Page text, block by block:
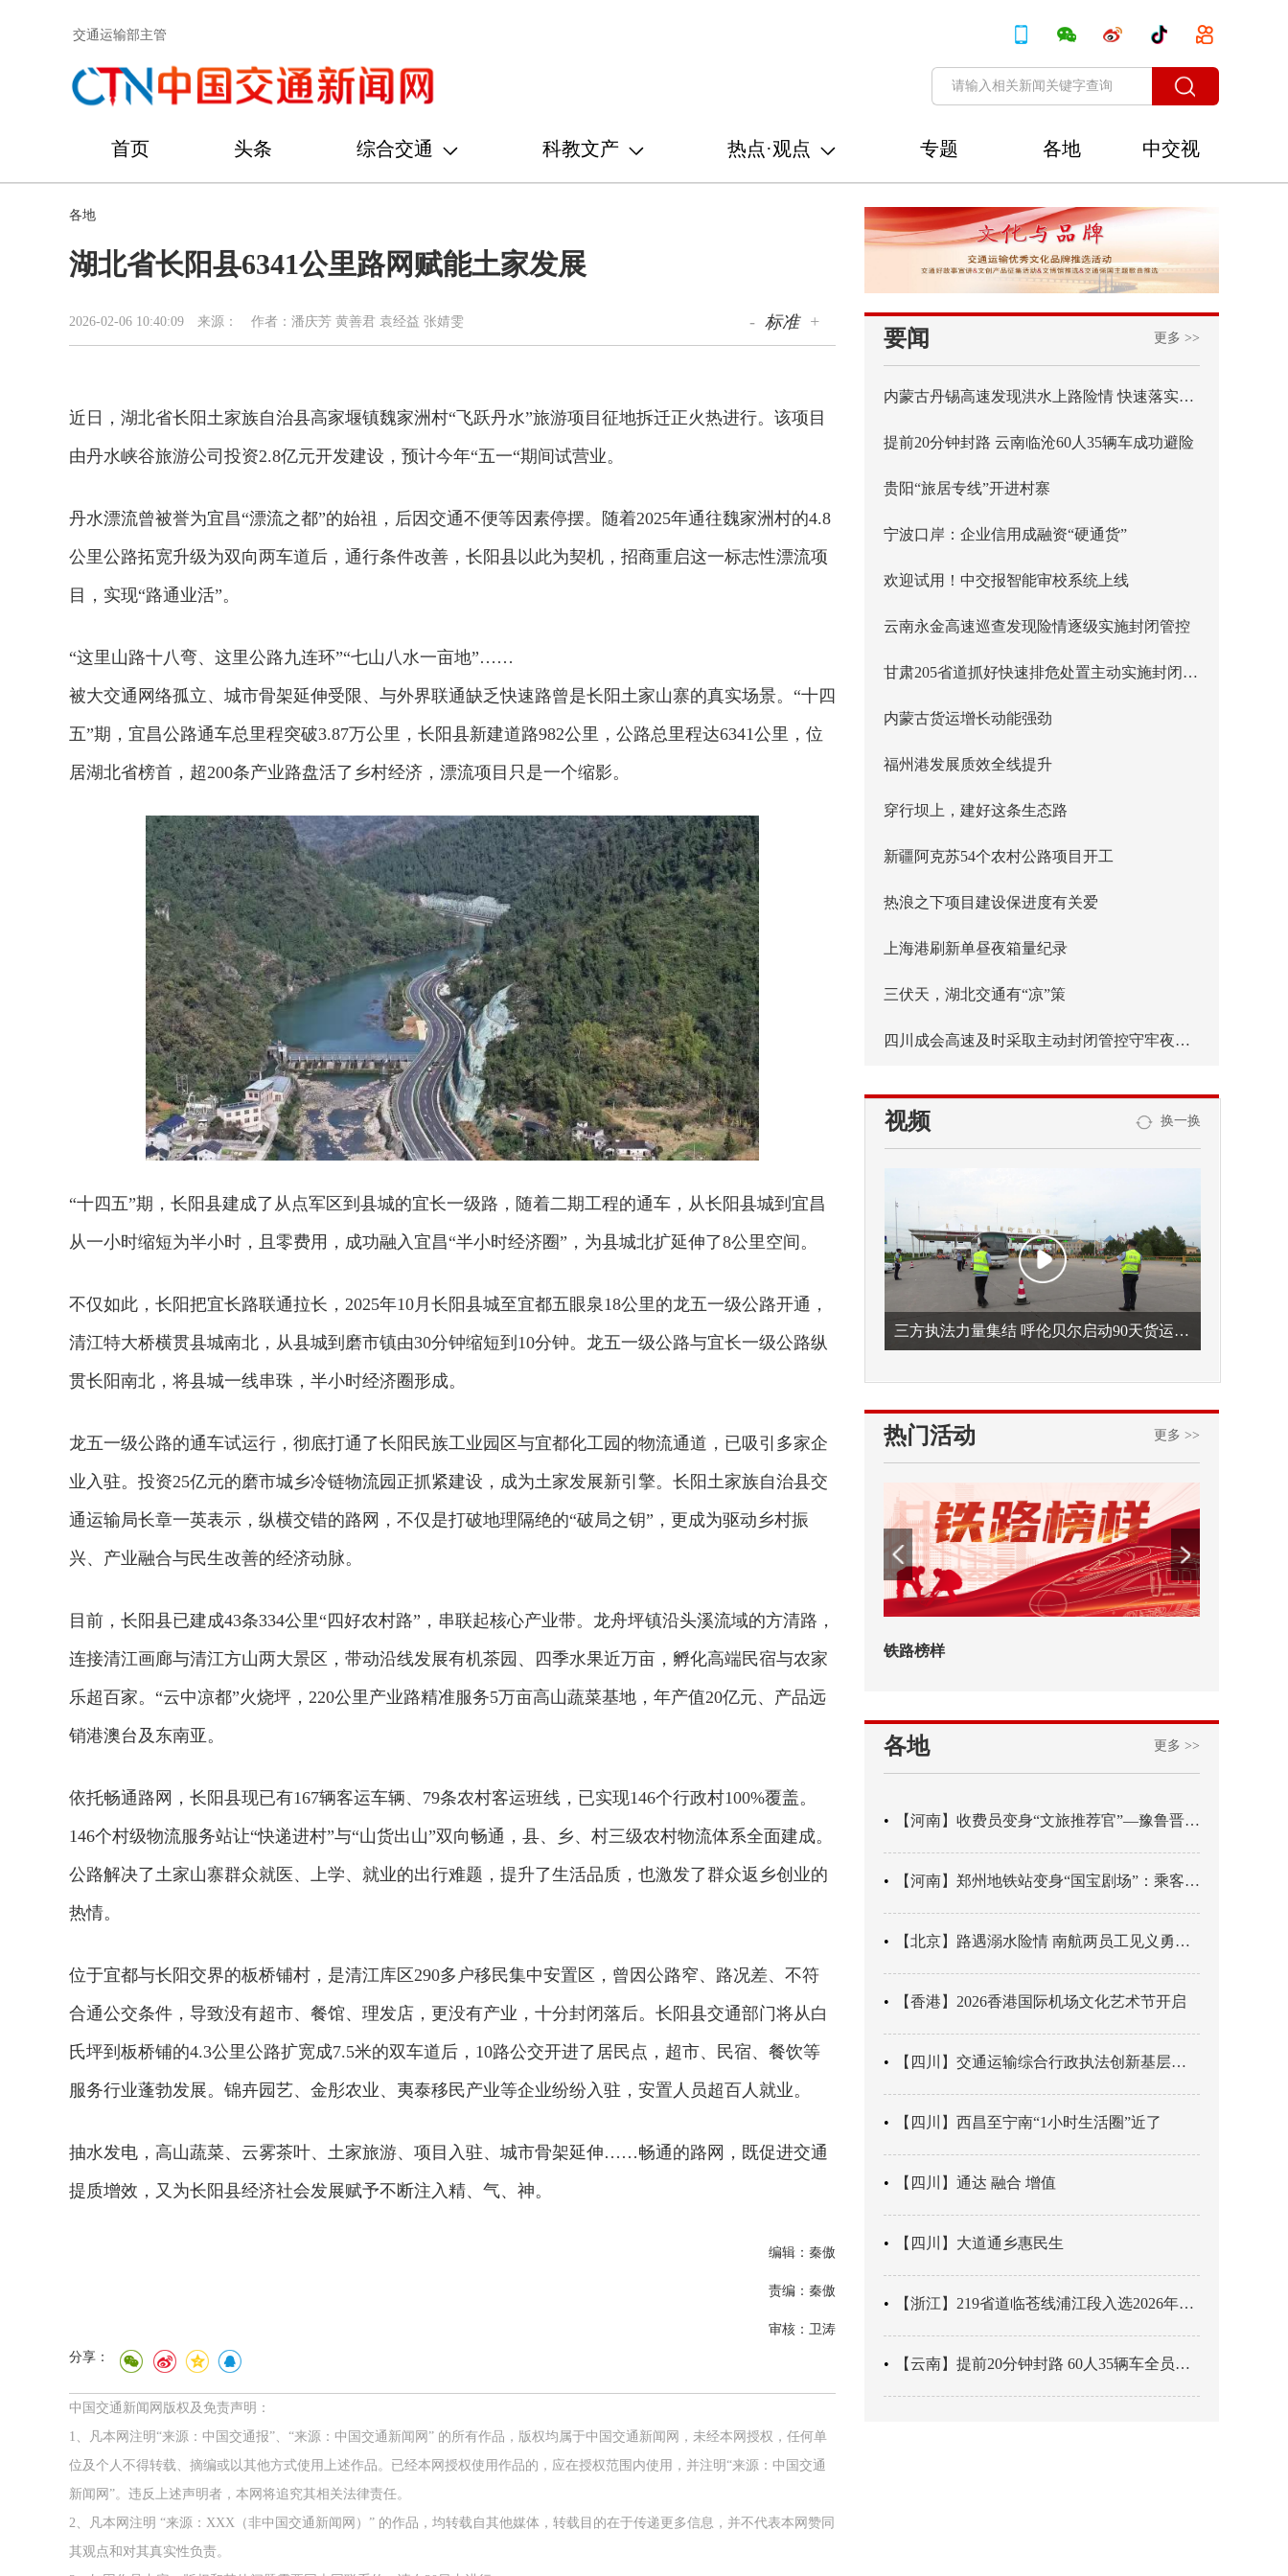
交通运输部主管
首页 头条 综合交通 科教文产 热点·观点 专题 各地
中交视
讯
各地
湖北省长阳县6341公里路网赋能土家发展
2026-02-06 10:40:09 来源： 作者：潘庆芳 黄善君 袁经益 张婧雯 - 标准 +
近日，湖北省长阳土家族自治县高家堰镇魏家洲村“飞跃丹水”旅游项目征地拆迁正火热进行。该项目
由丹水峡谷旅游公司投资2.8亿元开发建设，预计今年“五一“期间试营业。
丹水漂流曾被誉为宜昌“漂流之都”的始祖，后因交通不便等因素停摆。随着2025年通往魏家洲村的4.8
公里公路拓宽升级为双向两车道后，通行条件改善，长阳县以此为契机，招商重启这一标志性漂流项
目，实现“路通业活”。
“这里山路十八弯、这里公路九连环”“七山八水一亩地”……
被大交通网络孤立、城市骨架延伸受限、与外界联通缺乏快速路曾是长阳土家山寨的真实场景。“十四
五”期，宜昌公路通车总里程突破3.87万公里，长阳县新建道路982公里，公路总里程达6341公里，位
居湖北省榜首， 超200条产业路盘活了乡村经济，漂流项目只是一个缩影。
“十四五”期，长阳县建成了从点军区到县城的宜长一级路，随着二期工程的通车，从长阳县城到宜昌
从一小时缩短为半小时，且零费用，成功融入宜昌“半小时经济圈”，为县城北扩延伸了8公里空间。
不仅如此，长阳把宜长路联通拉长，2025年10月长阳县城至宜都五眼泉18公里的龙五一级公路开通，
清江特大桥横贯县城南北，从县城到磨市镇由30分钟缩短到10分钟。龙五一级公路与宜长一级公路纵
贯长阳南北，将县城一线串珠，半小时经济圈形成。
龙五一级公路的通车试运行，彻底打通了长阳民族工业园区与宜都化工园的物流通道，已吸引多家企
业入驻。投资25亿元的磨市城乡冷链物流园正抓紧建设，成为土家发展新引擎。长阳土家族自治县交
通运输局长章一英表示，纵横交错的路网，不仅是打破地理隔绝的“破局之钥”，更成为驱动乡村振
兴、产业融合与民生改善的经济动脉。
目前，长阳县已建成43条334公里“四好农村路”，串联起核心产业带。龙舟坪镇沿头溪流域的方清路，
连接清江画廊与清江方山两大景区，带动沿线发展有机茶园、四季水果近万亩，孵化高端民宿与农家
乐超百家。“云中凉都”火烧坪，220公里产业路精准服务5万亩高山蔬菜基地，年产值20亿元、产品远
销港澳台及东南亚。
依托畅通路网，长阳县现已有167辆客运车辆、79条农村客运班线，已实现146个行政村100%覆盖。
146个村级物流服务站让“快递进村”与“山货出山”双向畅通，县、乡、村三级农村物流体系全面建成。
公路解决了土家山寨群众就医、上学、就业的出行难题，提升了生活品质， 也激发了群众返乡创业的
热情。
位于宜都与长阳交界的板桥铺村，是清江库区290多户移民集中安置区，曾因公路窄、路况差、不符
合通公交条件，导致没有超市、餐馆、理发店，更没有产业，十分封闭落后。长阳县交通部门将从白
氏坪到板桥铺的4.3公里公路扩宽成7.5米的双车道后，10路公交开进了居民点，超市、民宿、餐饮等
服务行业蓬勃发展。锦卉园艺、金彤农业、夷泰移民产业等企业纷纷入驻，安置人员超百人就业。
抽水发电，高山蔬菜、云雾茶叶、土家旅游、项目入驻、城市骨架延伸……畅通的路网，既促进交通
提质增效，又为长阳县经济社会发展赋予不断注入精、气、神。
编辑：秦傲
责编：秦傲
审核：卫涛
分享：
中国交通新闻网版权及免责声明：
1、凡本网注明“来源：中国交通报”、“来源：中国交通新闻网” 的所有作品，版权均属于中国交通新闻网，未经本网授权，任何单
位及个人不得转载、摘编或以其他方式使用上述作品。已经本网授权使用作品的，应在授权范围内使用，并注明“来源：中国交通
新闻网”。违反上述声明者，本网将追究其相关法律责任。
2、凡本网注明 “来源：XXX（非中国交通新闻网）” 的作品，均转载自其他媒体，转载目的在于传递更多信息，并不代表本网赞同
其观点和对其真实性负责。
要闻 更多 >>
内蒙古丹锡高速发现洪水上路险情 快速落实主线封闭管控
提前20分钟封路 云南临沧60人35辆车成功避险
贵阳“旅居专线”开进村寨
宁波口岸：企业信用成融资“硬通货”
欢迎试用！中交报智能审校系统上线
云南永金高速巡查发现险情逐级实施封闭管控
甘肃205省道抓好快速排危处置主动实施封闭管控
内蒙古货运增长动能强劲
福州港发展质效全线提升
穿行坝上，建好这条生态路
新疆阿克苏54个农村公路项目开工
热浪之下项目建设保进度有关爱
上海港刷新单昼夜箱量纪录
三伏天，湖北交通有“凉”策
四川成会高速及时采取主动封闭管控守牢夜间安全防线
视频 换一换
三方执法力量集结 呼伦贝尔启动90天货运车辆违法专项整治
热门活动 更多 >>
欢迎试用！中交报智能审校系统上线 铁路榜样
各地 更多 >>
【河南】收费员变身“文旅推荐官”—豫鲁晋四地市交旅融合让游客一下高速就“入戏”
【河南】郑州地铁站变身“国宝剧场”：乘客刚出车厢，就“入戏”千年
【北京】路遇溺水险情 南航两员工见义勇为科学施救
【香港】2026香港国际机场文化艺术节开启
【四川】交通运输综合行政执法创新基层辖区治理“4+3” 新模式
【四川】西昌至宁南“1小时生活圈”近了
【四川】通达 融合 增值
【四川】大道通乡惠民生
【浙江】219省道临苍线浦江段入选2026年度美丽公路项目展示交流活动名单
【云南】提前20分钟封路 60人35辆车全员平安